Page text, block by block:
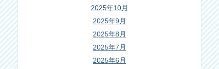
2025年10月
2025年9月
2025年8月
2025年7月
2025年6月